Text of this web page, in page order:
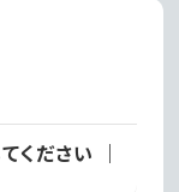
ください ｜